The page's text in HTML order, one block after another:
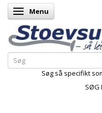
Skifte navigation
Menu
Søg så specifikt
SØG